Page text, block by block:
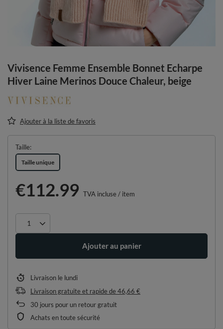
Vivisence Femme Ensemble Bonnet Echarpe
Hiver Laine Merinos Douce Chaleur, beige
Ajouter à la liste de favoris
Taille
Taille unique
€112.99 TVA incluse/ item
Ajouter au panier
Livraison le lundi
Livraison gratuite et rapidede46,66 €
30 jours pour un retour gratuit
Achats en toute sécurité